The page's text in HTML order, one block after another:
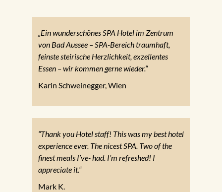
„Ein wunderschönes SPA Hotel im Zentrum
von Bad Aussee – SPA-Bereich traumhaft,
feinste steirische Herzlichkeit, exzellentes
Essen – wir kommen gerne wieder.“
Karin Schweinegger, Wien
“Thank you Hotel staff! This was my best hotel
experience ever. The nicest SPA. Two of the
finest meals I’ve- had. I’m refreshed! I
appreciate it.“
Mark K.